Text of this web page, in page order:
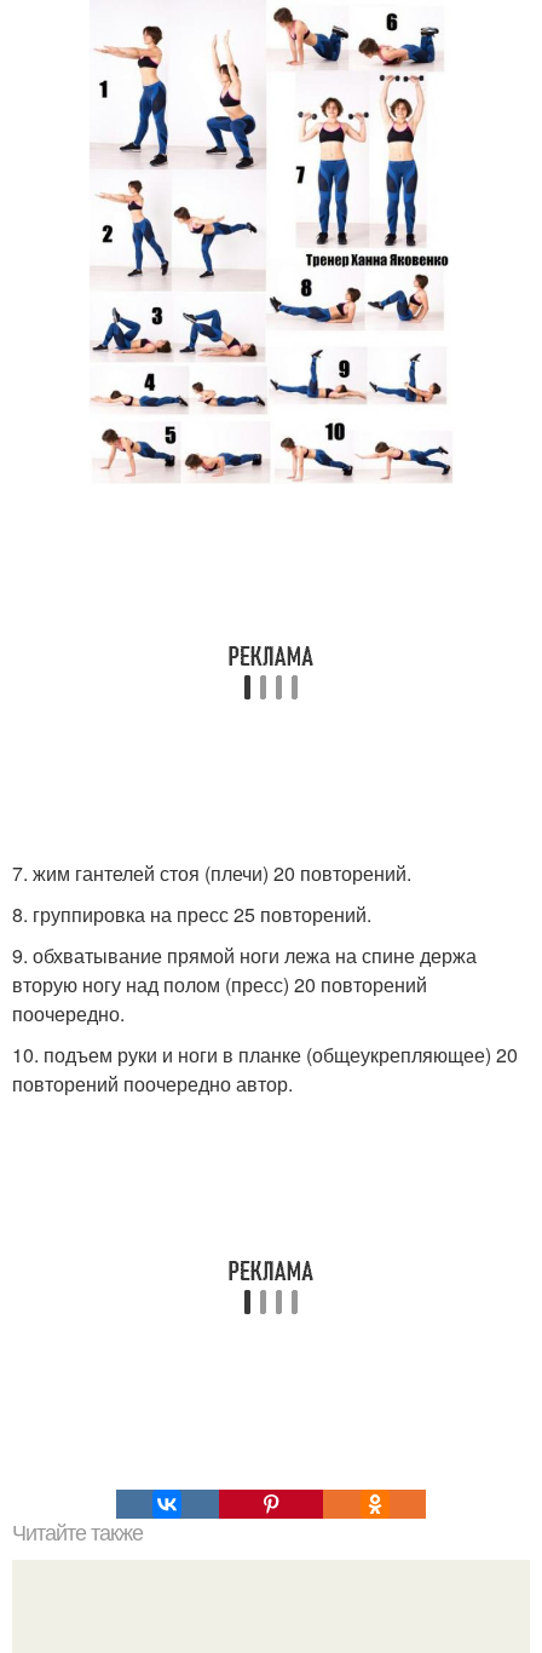
7. жим гантелей стоя (плечи) 20 повторений.
8. группировка на пресс 25 повторений.
9. обхватывание прямой ноги лежа на спине держа
вторую ногу над полом (пресс) 20 повторений
поочередно.
10. подъем руки и ноги в планке (общеукрепляющее) 20
повторений поочередно автор.
Читайте также